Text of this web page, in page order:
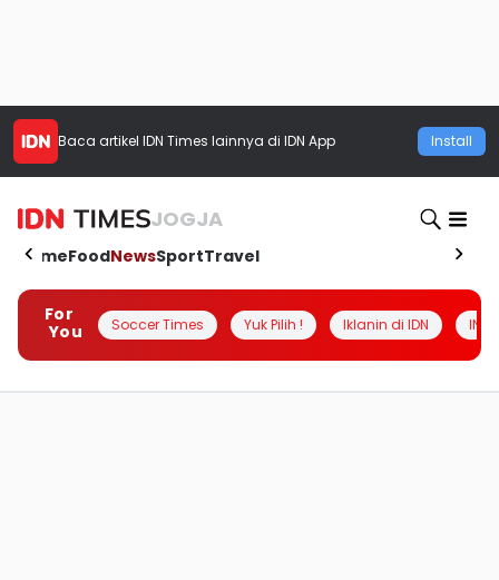
Baca artikel IDN Times lainnya di IDN App Install
JOGJA
HomeFoodNewsSportTravel
For
You
Soccer Times Yuk Pilih ! Iklanin di IDN